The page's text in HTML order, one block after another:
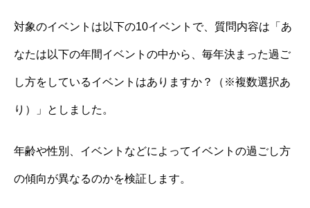
対象のイベントは以下の10イベントで、質問内容は「あ
なたは以下の年間イベントの中から、毎年決まった過ご
し方をしているイベントはありますか？（※複数選択あ
り）」としました。
年齢や性別、イベントなどによってイベントの過ごし方
の傾向が異なるのかを検証します。